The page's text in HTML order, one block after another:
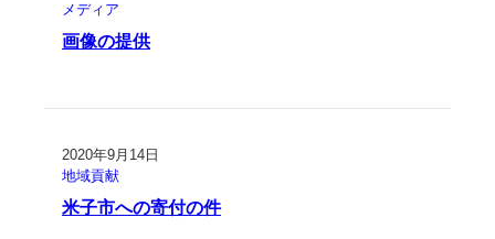
メディア
画像の提供
2020年9月14日
地域貢献
米子市への寄付の件